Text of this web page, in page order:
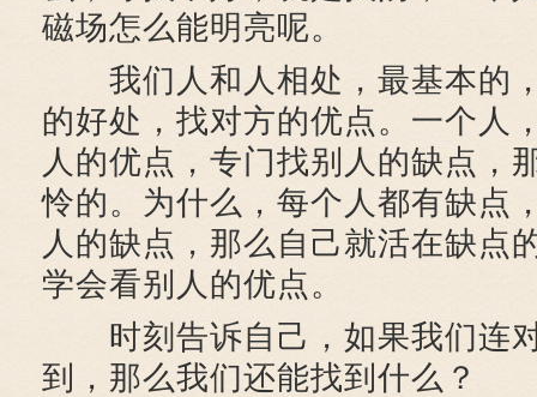
磁场怎么能明亮呢。
我们人和人相处，最基本的
的好处，找对方的优点。一个人
人的优点，专门找别人的缺点，
怜的。为什么，每个人都有缺点
人的缺点，那么自己就活在缺点
学会看别人的优点。
时刻告诉自己，如果我们连
到，那么我们还能找到什么？